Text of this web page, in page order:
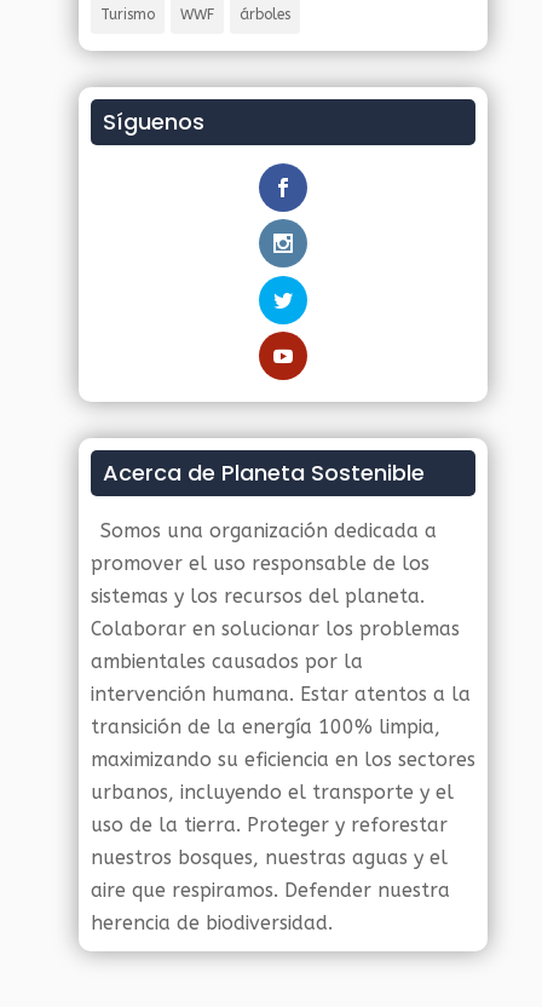
Turismo WWF árboles
Síguenos
Acerca de Planeta Sostenible
Somos una organización dedicada a
promover el uso responsable de los
sistemas y los recursos del planeta.
Colaborar en solucionar los problemas
ambientales causados por la
intervención humana. Estar atentos a la
transición de la energía 100% limpia,
maximizando su eficiencia en los sectores
urbanos, incluyendo el transporte y el
uso de la tierra. Proteger y reforestar
nuestros bosques, nuestras aguas y el
aire que respiramos. Defender nuestra
herencia de biodiversidad.